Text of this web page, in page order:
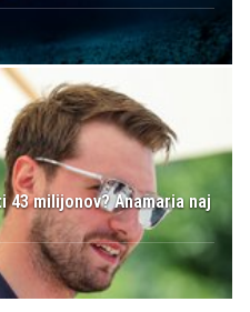
43 milijonov? Anamaria naj